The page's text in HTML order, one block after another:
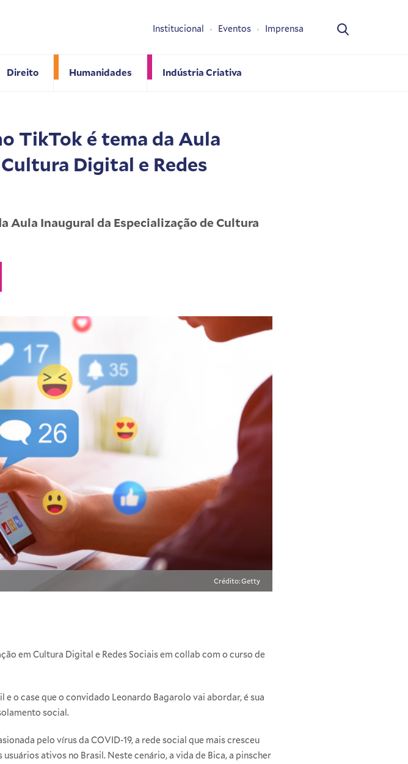
Direito Humanidades Indústria Criativa
Institucional Eventos Imprensa
TikTok é tema da Aula
Digital e Redes
Aula Inaugural da Especialização de Cultura
Crédito: Getty
em Cultura Digital e Redes Sociais em collab com o curso de
o case que o convidado Leonardo Bagarolo vai abordar, é sua
social.
pelo vírus da COVID-19, a rede social que mais cresceu
ativos no Brasil. Neste cenário, a vida de Bica, a pinscher